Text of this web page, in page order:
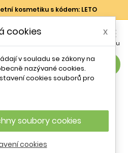
kosmetiku s kódem: LETO

Menu
search
tekutý make-up
pleti 30 Beige
cookies x
v souladu se zákony na
nazývané cookies.
cookies souborů pro
soubory cookies
cookies